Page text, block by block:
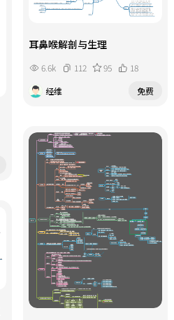
耳鼻喉解剖与生理
6.6k 112 95
18
经维
免费